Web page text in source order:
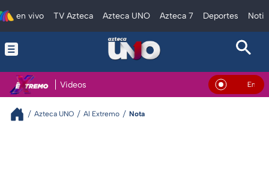
en vivo TV Azteca Azteca UNO Azteca 7 Deportes
Videos En Vivo
Azteca UNO Al Extremo Nota